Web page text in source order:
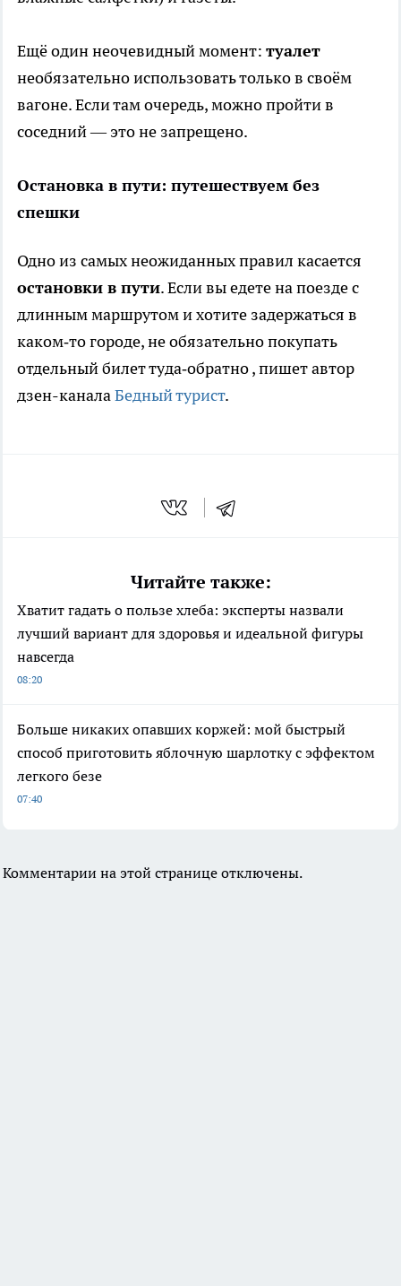
Ещё один неочевидный момент: туалет
необязательно использовать только в своём
вагоне. Если там очередь, можно пройти в
соседний — это не запрещено.
Остановка в пути: путешествуем без
спешки
Одно из самых неожиданных правил касается
остановки в пути. Если вы едете на поезде с
длинным маршрутом и хотите задержаться в
каком‑то городе, не обязательно покупать
отдельный билет туда‑обратно, пишет автор
дзен-каналаБедный турист.
Читайте также:
Хватит гадать о пользе хлеба: эксперты назвали
лучший вариант для здоровья и идеальной фигуры
навсегда
08:20
Больше никаких опавших коржей: мой быстрый
способ приготовить яблочную шарлотку с эффектом
легкого безе
07:40
Комментарии на этой странице отключены.